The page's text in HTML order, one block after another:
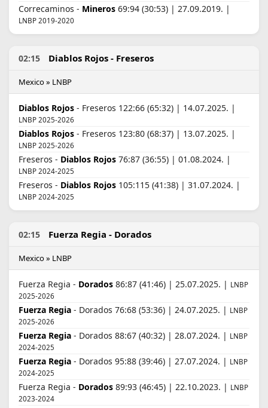
Correcaminos - Mineros 69:94 (30:53) | 27.09.2019. |
LNBP 2019-2020
02:15 Diablos Rojos - Freseros
Mexico » LNBP
Diablos Rojos - Freseros 122:66 (65:32) | 14.07.2025. |
LNBP 2025-2026
Diablos Rojos - Freseros 123:80 (68:37) | 13.07.2025. |
LNBP 2025-2026
Freseros - Diablos Rojos 76:87 (36:55) | 01.08.2024. |
LNBP 2024-2025
Freseros - Diablos Rojos 105:115 (41:38) | 31.07.2024. |
LNBP 2024-2025
02:15 Fuerza Regia - Dorados
Mexico » LNBP
Fuerza Regia - Dorados 86:87 (41:46) | 25.07.2025. | LNBP
2025-2026
Fuerza Regia - Dorados 76:68 (53:36) | 24.07.2025. | LNBP
2025-2026
Fuerza Regia - Dorados 88:67 (40:32) | 28.07.2024. | LNBP
2024-2025
Fuerza Regia - Dorados 95:88 (39:46) | 27.07.2024. | LNBP
2024-2025
Fuerza Regia - Dorados 89:93 (46:45) | 22.10.2023. | LNBP
2023-2024